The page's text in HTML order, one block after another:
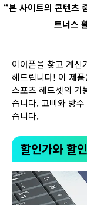
“본 사이트의 콘텐츠
트너스
이어폰을 찾고 계신
해드립니다! 이 제
스포츠 헤드셋의 기
습니다. 고삐와 방
습니다.
할인가와 할